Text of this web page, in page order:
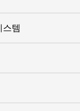
템